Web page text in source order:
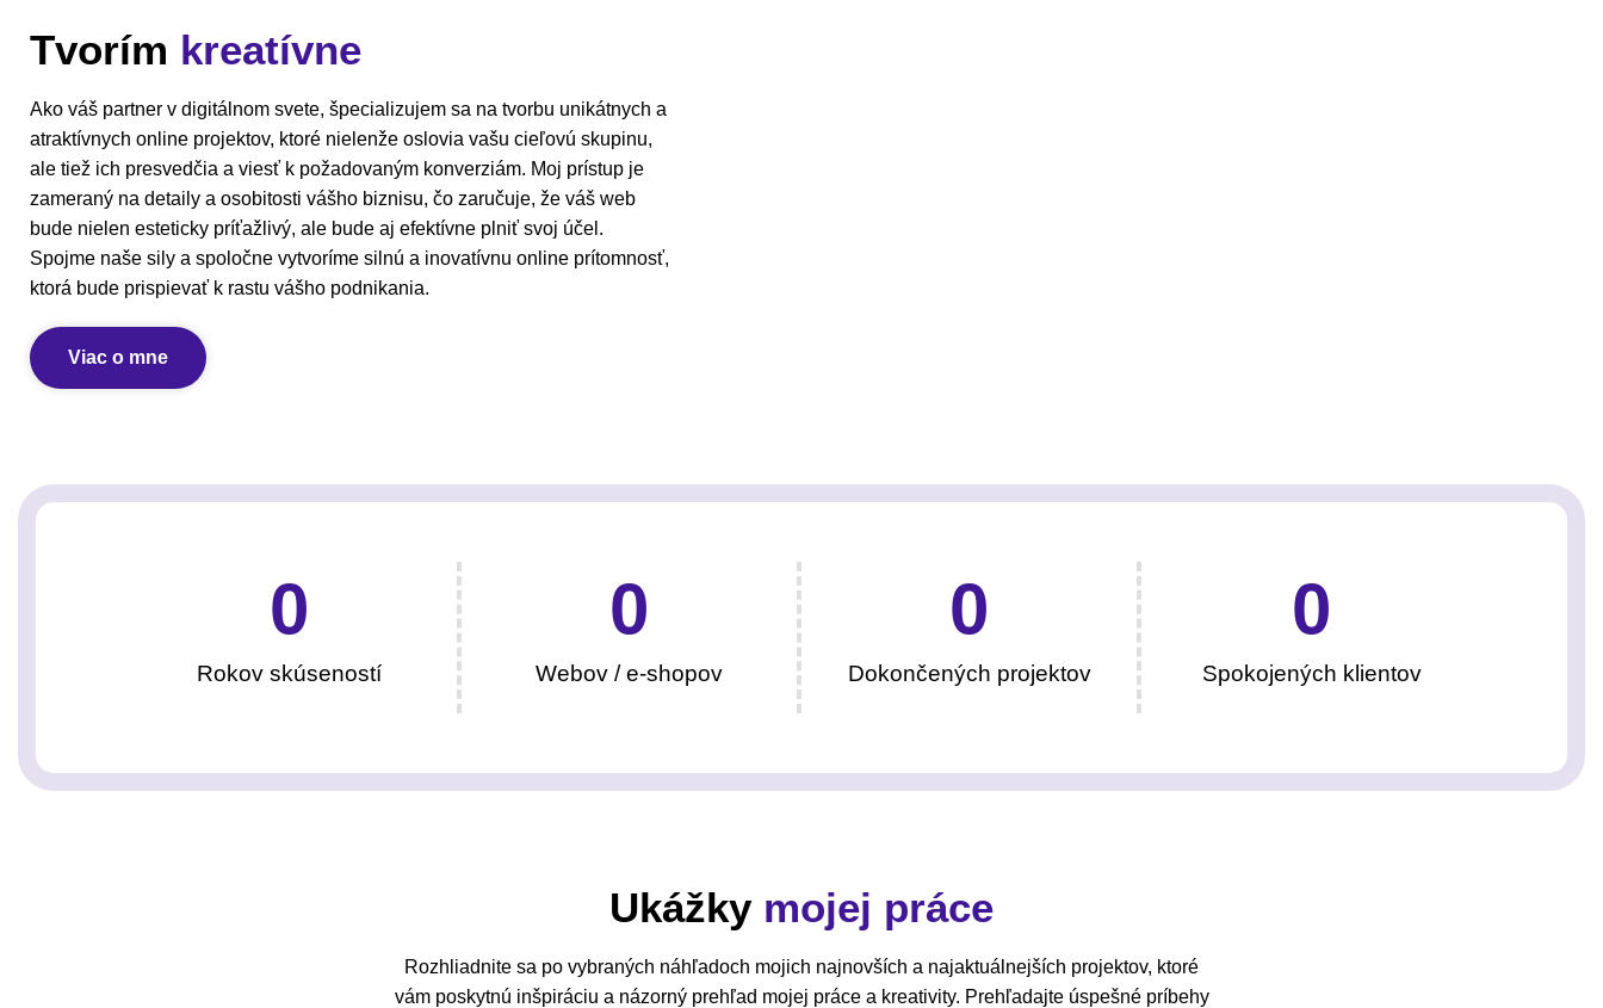
Tvorím kreatívne
Ako váš partner v digitálnom svete, špecializujem sa na tvorbu unikátnych a
atraktívnych online projektov, ktoré nielenže oslovia vašu cieľovú skupinu,
ale tiež ich presvedčia a viesť k požadovaným konverziám. Moj prístup je
zameraný na detaily a osobitosti vášho biznisu, čo zaručuje, že váš web
bude nielen esteticky príťažlivý, ale bude aj efektívne plniť svoj účel.
Spojme naše sily a spoločne vytvoríme silnú a inovatívnu online prítomnosť,
ktorá bude prispievať k rastu vášho podnikania.
Viac o mne
Rokov skúseností
0
Webov / e-shopov
0
Dokončených projektov
0
Spokojených klientov
0
Ukážkymojej práce
Rozhliadnite sa po vybraných náhľadoch mojich najnovších a najaktuálnejších projektov, ktoré
vám poskytnú inšpiráciu a názorný prehľad mojej práce a kreativity. Prehľadajte úspešné príbehy